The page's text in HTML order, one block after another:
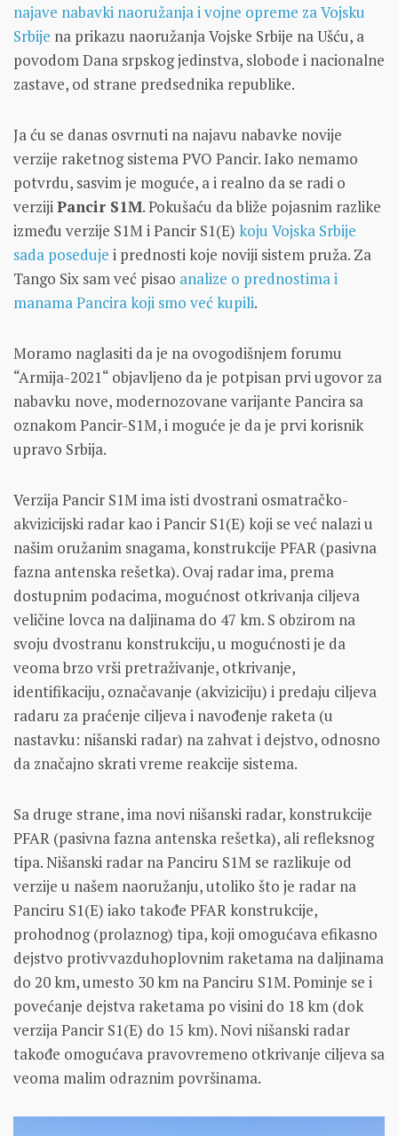
najave nabavki naoružanja i vojne opreme za Vojsku
Srbije na prikazu naoružanja Vojske Srbije na Ušću, a
povodom Dana srpskog jedinstva, slobode i nacionalne
zastave, od strane predsednika republike.
Ja ću se danas osvrnuti na najavu nabavke novije
verzije raketnog sistema PVO Pancir. Iako nemamo
potvrdu, sasvim je moguće, a i realno da se radi o
verzijiPancir S1M. Pokušaću da bliže pojasnim razlike
između verzije S1M i Pancir S1(E) koju Vojska Srbije
sada poseduje i prednosti koje noviji sistem pruža. Za
Tango Six sam već pisao analize o prednostima i
manama Pancira koji smo već kupili.
Moramo naglasiti da je na ovogodišnjem forumu
“Armija-2021“ objavljeno da je potpisan prvi ugovor za
nabavku nove, modernozovane varijante Pancira sa
oznakom Pancir-S1M, i moguće je da je prvi korisnik
upravo Srbija.
Verzija Pancir S1M ima isti dvostrani osmatračko-
akvizicijski radar kao i Pancir S1(E) koji se već nalazi u
našim oružanim snagama, konstrukcije PFAR (pasivna
fazna antenska rešetka). Ovaj radar ima, prema
dostupnim podacima, mogućnost otkrivanja ciljeva
veličine lovca na daljinama do 47 km. S obzirom na
svoju dvostranu konstrukciju, u mogućnosti je da
veoma brzo vrši pretraživanje, otkrivanje,
identifikaciju, označavanje (akviziciju) i predaju ciljeva
radaru za praćenje ciljeva i navođenje raketa (u
nastavku: nišanski radar) na zahvat i dejstvo, odnosno
da značajno skrati vreme reakcije sistema.
Sa druge strane, ima novi nišanski radar, konstrukcije
PFAR (pasivna fazna antenska rešetka), ali refleksnog
tipa. Nišanski radar na Panciru S1M se razlikuje od
verzije u našem naoružanju, utoliko što je radar na
Panciru S1(E) iako takođe PFAR konstrukcije,
prohodnog (prolaznog) tipa, koji omogućava efikasno
dejstvo protivvazduhoplovnim raketama na daljinama
do 20 km, umesto 30 km na Panciru S1M. Pominje se i
povećanje dejstva raketama po visini do 18 km (dok
verzija Pancir S1(E) do 15 km). Novi nišanski radar
takođe omogućava pravovremeno otkrivanje ciljeva sa
veoma malim odraznim površinama.